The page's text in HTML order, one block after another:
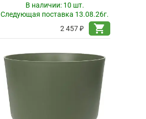
В наличии: 10 шт.
Следующая поставка 13.08.26г.
2 457 ₽
shopping_cart